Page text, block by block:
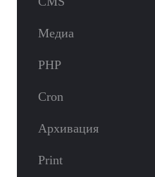
Медиа
PHP
Cron
Архивация
Print